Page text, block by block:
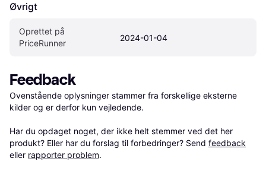
Øvrigt
Oprettet på
PriceRunner
2024-01-04
Feedback
Ovenstående oplysninger stammer fra forskellige eksterne
kilder og er derfor kun vejledende.
Har du opdaget noget, der ikke helt stemmer ved det her
produkt? Eller har du forslag til forbedringer? Send feedback
eller rapporter problem.